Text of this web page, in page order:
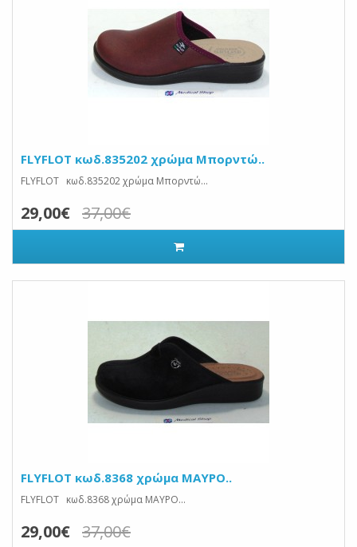
FLYFLOT κωδ.835202 χρώμα Μπορντώ..
FLYFLOT κωδ.835202 χρώμα Μπορντώ...
29,00€ 37,00€
FLYFLOT κωδ.8368 χρώμα ΜΑΥΡΟ..
FLYFLOT κωδ.8368 χρώμα ΜΑΥΡΟ...
29,00€ 37,00€